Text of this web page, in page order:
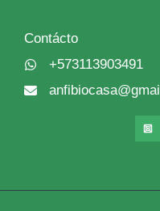
c
e
Contácto
+573113903491